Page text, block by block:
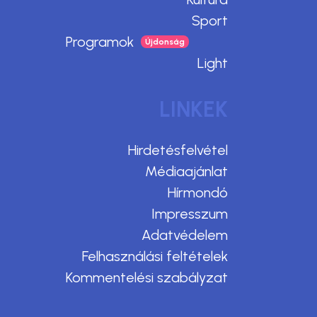
Sport
Programok
Light
LINKEK
Hirdetésfelvétel
Médiaajánlat
Hírmondó
Impresszum
Adatvédelem
Felhasználási feltételek
Kommentelési szabályzat